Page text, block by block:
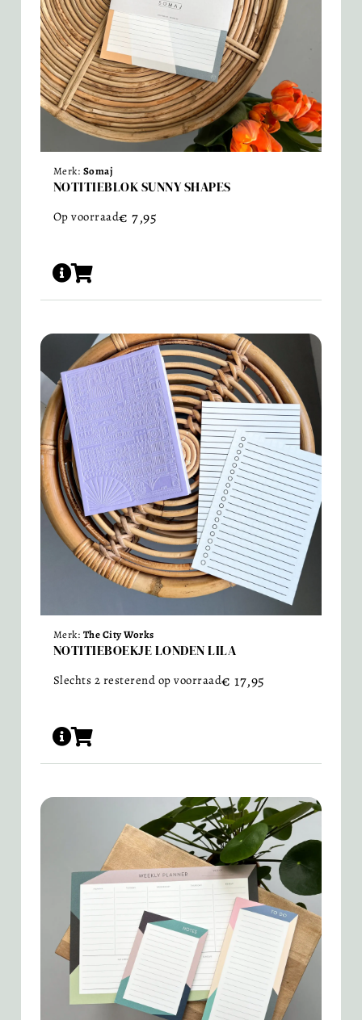
Merk: Somaj
NOTITIEBLOK SUNNY SHAPES
Op voorraad€ 7,95
Merk: The City Works
NOTITIEBOEKJE LONDEN LILA
Slechts 2 resterend op voorraad€ 17,95